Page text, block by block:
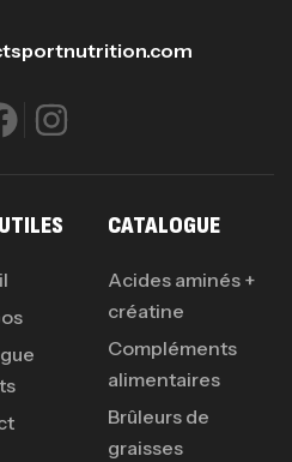
CATALOGUE
Acides aminés +
créatine
Compléments
alimentaires
Brûleurs de
graisses